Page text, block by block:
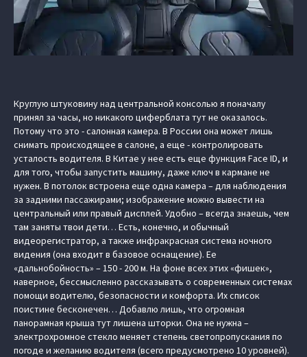
Круглую штуковину над центральной консолью я поначалу
принял за часы, но никакого циферблата тут не оказалось.
Потому что это - салонная камера. В России она может лишь
снимать происходящее в салоне, а еще - контролировать
усталость водителя. В Китае у нее есть еще функция Face ID, и
для того, чтобы запустить машину, даже ключ в кармане не
нужен. В потолок встроена еще одна камера – для наблюдения
за задними пассажирами; изображение можно вывести на
центральный или правый дисплей. Удобно – всегда знаешь, чем
там заняты твои дети… Есть, конечно, и обычный
видеорегистратор, а также инфракрасная система ночного
видения (она входит в базовое оснащение). Ее
«дальнобойность» – 150 - 200 м. На фоне всех этих «фишек»,
наверное, бессмысленно рассказывать о современных системах
помощи водителю, безопасности и комфорта. Их список
поистине бесконечен… Добавлю лишь, что огромная
панорамная крыша тут лишена шторки. Она не нужна –
электрохромное стекло меняет степень светопропускания по
погоде и желанию водителя (всего предусмотрено 10 уровней).